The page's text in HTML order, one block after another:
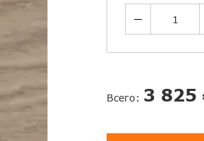
Всего: 3 825